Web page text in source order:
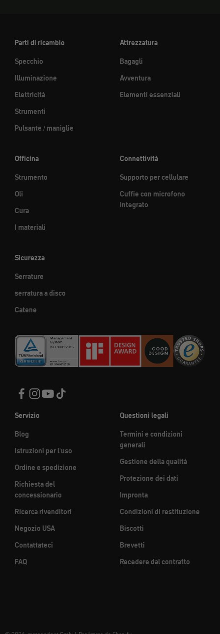
Parti di ricambio
Specchio
Illuminazione
Elettricità
Strumenti
Pulsante / maniglie
Attrezzatura
Bagagli
Avventura
Elementi essenziali
Officina
Strumento
Oli
Cura
I materiali
Connettività
Supporto per cellulare
Cuffie con microfono
integrato
Sicurezza
Serrature
serratura a disco
Catene
Servizio
Blog
Istruzioni per l'uso
Ordine e spedizione
Richiesta del
concessionario
Ricerca rivenditori
Negozio USA
Contattateci
FAQ
Questioni legali
Termini e condizioni
generali
Gestione della qualità
Protezione dei dati
Impronta
Condizioni di restituzione
Biscotti
Brevetti
Recedere dal contratto